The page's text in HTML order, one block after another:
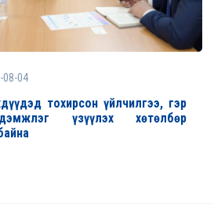
08-04
тохирсон үйлчилгээ, гэр
үзүүлэх хөтөлбөр